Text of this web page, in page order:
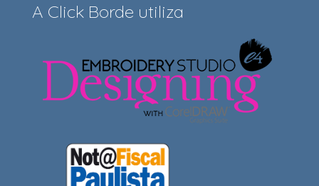
A Click Borde utiliza